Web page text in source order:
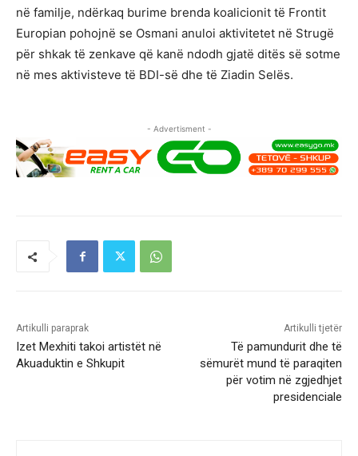
në familje, ndërkaq burime brenda koalicionit të Frontit
Europian pohojnë se Osmani anuloi aktivitetet në Strugë
për shkak të zenkave që kanë ndodh gjatë ditës së sotme
në mes aktivisteve të BDI-së dhe të Ziadin Selës.
- Advertisment -
Artikulli paraprak
Izet Mexhiti takoi artistët në
Akuaduktin e Shkupit
Artikulli tjetër
Të pamundurit dhe të
sëmurët mund të paraqiten
për votim në zgjedhjet
presidenciale